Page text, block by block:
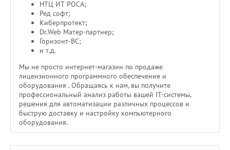
НТЦ ИТ РОСА;
Ред софт;
Киберпротект;
Dr.Web Матер-партнер;
Горизонт-ВС;
и т.д.
Мы не просто интернет-магазин по продаже
лицензионного программного обеспечения и
оборудования . Обращаясь к нам, вы получите
профессиональный анализ работы вашей IT-системы,
решения для автоматизации различных процессов и
быструю доставку и настройку компьютерного
оборудования.